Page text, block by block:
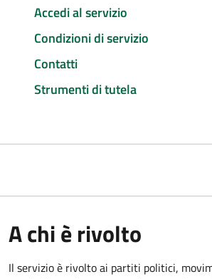
Accedi al servizio
Condizioni di servizio
Contatti
Strumenti di tutela
A chi è rivolto
Il servizio è rivolto ai partiti politici,